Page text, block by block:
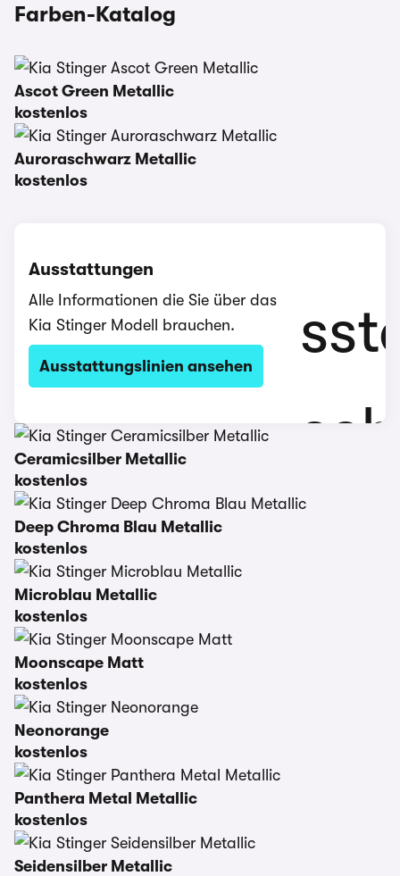
Farben-Katalog
Ascot Green Metallic
kostenlos
Auroraschwarz Metallic
kostenlos
Ausstattungen
Alle Informationen die Sie über das
Kia Stinger Modell brauchen.
Ausstattungslinien ansehen
Ceramicsilber Metallic
kostenlos
Deep Chroma Blau Metallic
kostenlos
Microblau Metallic
kostenlos
Moonscape Matt
kostenlos
Neonorange
kostenlos
Panthera Metal Metallic
kostenlos
Seidensilber Metallic